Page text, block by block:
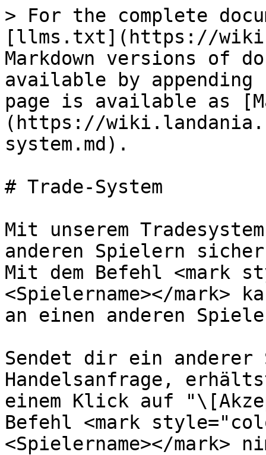
> For the complete
[llms.txt](https://
Markdown versions of
available by
page is available as
(https://
system.md).
# Trade-System
Mit unserem
anderen Spielern
Mit dem Befehl <mark
<Spielername></mark>
an einen anderen
Sendet dir ein anderer
Handelsanfrage,
einem Klick auf
Befehl <mark
<Spielername></mark>